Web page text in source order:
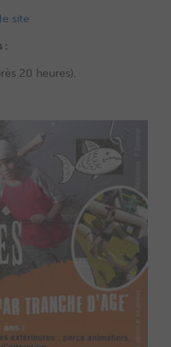
site
:
20 heures).